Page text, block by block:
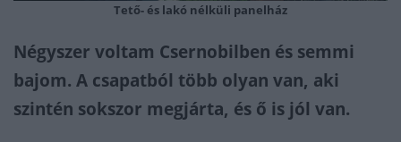
Tető- és lakó nélküli panelház
Négyszer voltam Csernobilben és semmi
bajom. A csapatból több olyan van, aki
szintén sokszor megjárta, és ő is jól van.